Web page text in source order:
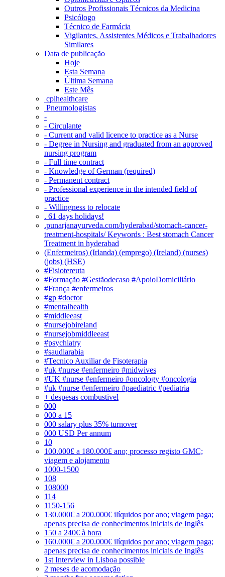
Outros Profissionais Técnicos da Medicina
Psicólogo
Técnico de Farmácia
Vigilantes, Assistentes Médicos e Trabalhadores
Similares
Data de publicação
Hoje
Esta Semana
Última Semana
Este Mês
‎ cplhealthcare‬
Pneumologistas
-
- Circulante
- Current and valid licence to practice as a Nurse
- Degree in Nursing and graduated from an approved
nursing program
- Full time contract
- Knowledge of German (required)
- Permanent contract
- Professional experience in the intended field of
practice
- Willingness to relocate
. 61 days holidays!
.punarjanayurveda.com/hyderabad/stomach-cancer-
treatment-hospitals/ Keywords : Best stomach Cancer
Treatment in hyderabad
(Enfermeiros) (Irlanda) (emprego) (Ireland) (nurses)
(jobs) (HSE)
#Fisiotereuta
#Formação #Gestãodecaso #ApoioDomiciliário
#França #enfermeiros
#gp #doctor
#mentalhealth
#middleeast
#nursejobireland
#nursejobmiddleeast
#psychiatry
#saudiarabia
#Tecnico Auxiliar de Fisoterapia
#uk #nurse #enfermeiro #midwives
#UK #nurse #enfermeiro #oncology #oncologia
#uk #nurse #enfermeiro #paediatric #pediatria
+ despesas combustivel
000
000 a 15
000 salary plus 35% turnover
000 USD Per annum
10
100.000£ a 180.000£ ano; processo registo GMC;
viagem e alojamento
1000-1500
108
108000
114
1150-156
130.000€ a 200.000€ ilíquidos por ano; viagem paga;
apenas precisa de conhecimentos iniciais de Inglês
150 a 240€ à hora
160.000€ a 200.000€ ilíquidos por ano; viagem paga;
apenas precisa de conhecimentos iniciais de Inglês
1st Interview in Lisboa possible
2 meses de acomodação